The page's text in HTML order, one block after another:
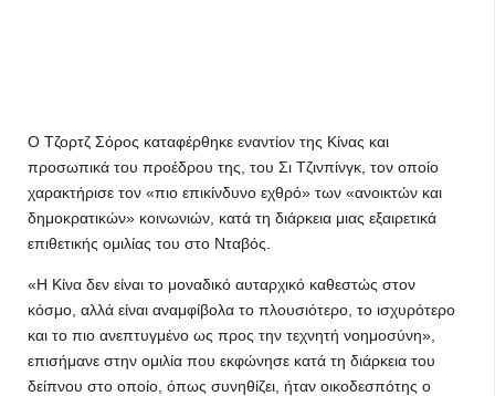
Ο Τζορτζ Σόρος καταφέρθηκε εναντίον της Κίνας και
προσωπικά του προέδρου της, του Σι Τζινπίνγκ, τον οποίο
χαρακτήρισε τον «πιο επικίνδυνο εχθρό» των «ανοικτών και
δημοκρατικών» κοινωνιών, κατά τη διάρκεια μιας εξαιρετικά
επιθετικής ομιλίας του στο Νταβός.
«Η Κίνα δεν είναι το μοναδικό αυταρχικό καθεστώς στον
κόσμο, αλλά είναι αναμφίβολα το πλουσιότερο, το ισχυρότερο
και το πιο ανεπτυγμένο ως προς την τεχνητή νοημοσύνη»,
επισήμανε στην ομιλία που εκφώνησε κατά τη διάρκεια του
δείπνου στο οποίο, όπως συνηθίζει, ήταν οικοδεσπότης ο